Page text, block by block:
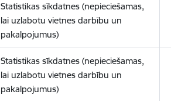
Statistikas sīkdatnes (nepieciešamas,
lai uzlabotu vietnes darbību un
pakalpojumus)
Statistikas sīkdatnes (nepieciešamas,
lai uzlabotu vietnes darbību un
pakalpojumus)